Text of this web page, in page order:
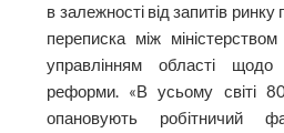
в залежності від запитів
переписка між
управлінням області щодо
реформи. «В усьому світі
опановують